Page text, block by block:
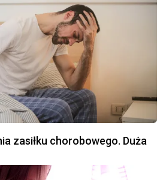
zasiłku chorobowego. Duża